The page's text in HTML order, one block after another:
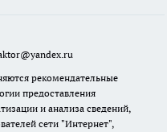
рекомендательные
предоставления
и анализа сведений,
сети "Интернет",